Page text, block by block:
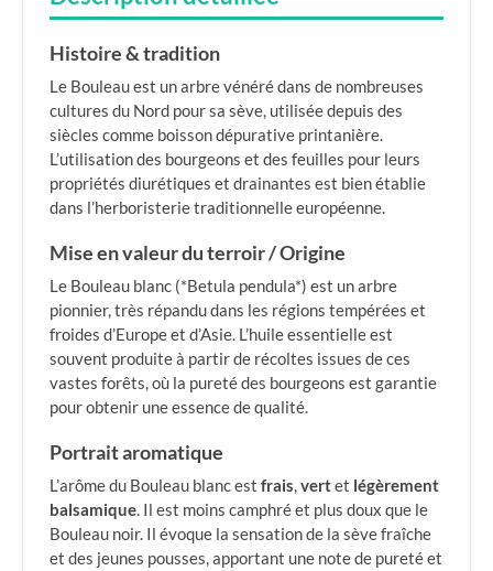
Histoire & tradition
Le Bouleau est un arbre vénéré dans de nombreuses
cultures du Nord pour sa sève, utilisée depuis des
siècles comme boisson dépurative printanière.
L’utilisation des bourgeons et des feuilles pour leurs
propriétés diurétiques et drainantes est bien établie
dans l’herboristerie traditionnelle européenne.
Mise en valeur du terroir / Origine
Le Bouleau blanc (*Betula pendula*) est un arbre
pionnier, très répandu dans les régions tempérées et
froides d’Europe et d’Asie. L’huile essentielle est
souvent produite à partir de récoltes issues de ces
vastes forêts, où la pureté des bourgeons est garantie
pour obtenir une essence de qualité.
Portrait aromatique
L’arôme du Bouleau blanc est frais,vertet légèrement
balsamique. Il est moins camphré et plus doux que le
Bouleau noir. Il évoque la sensation de la sève fraîche
et des jeunes pousses, apportant une note de pureté et